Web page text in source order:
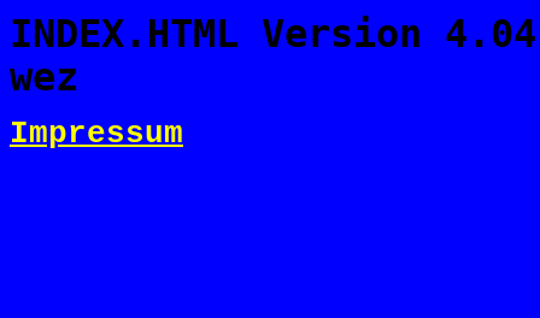
INDEX.HTML Version
wez
Impressum